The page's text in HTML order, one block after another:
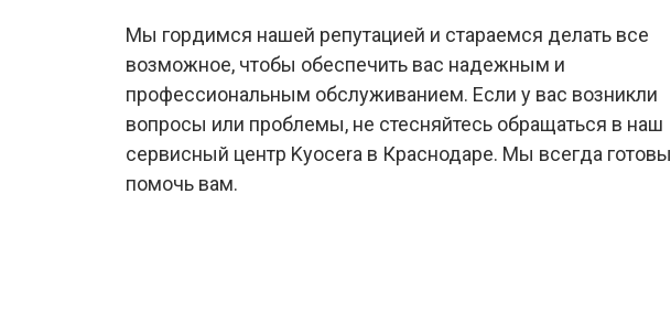
Мы гордимся нашей репутацией и стараемся делать все
возможное, чтобы обеспечить вас надежным и
профессиональным обслуживанием. Если у вас возникли
вопросы или проблемы, не стесняйтесь обращаться в наш
сервисный центр Kyocera в Краснодаре. Мы всегда готовы
помочь вам.